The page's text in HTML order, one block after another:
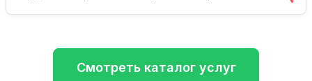
Смотреть каталог услуг